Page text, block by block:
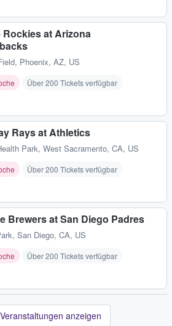
at Arizona
, Phoenix, AZ, US
Über 200 Tickets verfügbar
Rays at Athletics
Park, West Sacramento, CA, US
Über 200 Tickets verfügbar
Brewers at San Diego Padres
, San Diego, CA, US
Über 200 Tickets verfügbar
anzeigen